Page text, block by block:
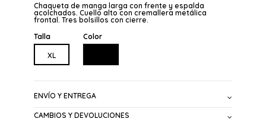
Chaqueta de manga larga con frente y espalda
acolchados. Cuello alto con cremallera metálica
frontal. Tres bolsillos con cierre.
Talla
XL
Color
ENVÍO Y ENTREGA
CAMBIOS Y DEVOLUCIONES